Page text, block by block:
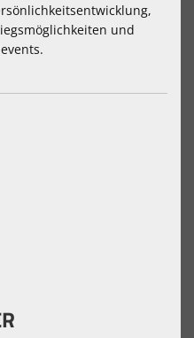
und